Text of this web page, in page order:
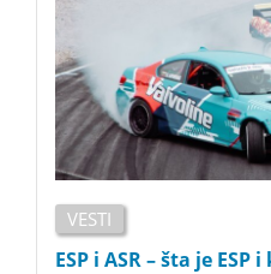
VESTI
ESP i ASR – šta je